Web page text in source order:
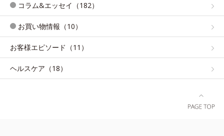
コラム&エッセイ（182）
お買い物情報（10）
お客様エピソード（11）
ヘルスケア（18）